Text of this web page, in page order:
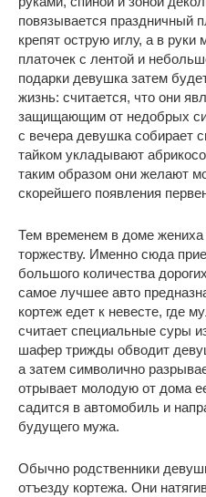
повязывается праздничный
крепят острую иглу, а в
платочек с лентой и
подарки девушка затем
жизнь: считается, что они
защищающим от недобрых
с вечера девушка собирает
тайком укладывают
таким образом они желают
скорейшего появления
Тем временем в доме жениха
торжеству. Именно сюда
большого количества
самое лучшее авто
кортеж едет к невесте, где
считает специальные суры
шафер трижды обводит
а затем символично
отрывает молодую от дома
садится в автомобиль и
будущего мужа.
Обычно родственники
отъезду кортежа. Они